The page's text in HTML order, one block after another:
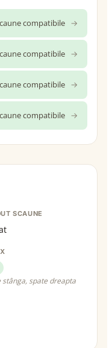
compatibile →
compatibile →
compatibile →
compatibile →
SCAUNE
stânga, spate dreapta